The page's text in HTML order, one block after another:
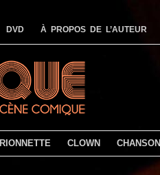
DVD À PROPOS DE L’AUTEUR
CLOWN CHANSON